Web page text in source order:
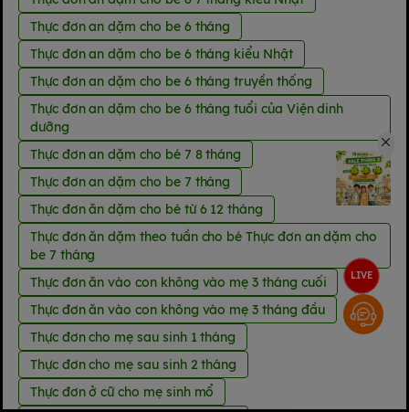
Thực đơn an dặm cho be 6 tháng
Thực đơn an dặm cho be 6 tháng kiểu Nhật
Thực đơn an dặm cho be 6 tháng truyền thống
Thực đơn an dặm cho be 6 tháng tuổi của Viện dinh
dưỡng
Thực đơn an dặm cho bé 7 8 tháng
Thực đơn an dặm cho be 7 tháng
Thực đơn ăn dặm cho bé từ 6 12 tháng
Thực đơn ăn dặm theo tuần cho bé Thực đơn an dặm cho
be 7 tháng
Thực đơn ăn vào con không vào mẹ 3 tháng cuối
Thực đơn ăn vào con không vào mẹ 3 tháng đầu
Thực đơn cho mẹ sau sinh 1 tháng
Thực đơn cho mẹ sau sinh 2 tháng
Thực đơn ở cữ cho mẹ sinh mổ
LIVE